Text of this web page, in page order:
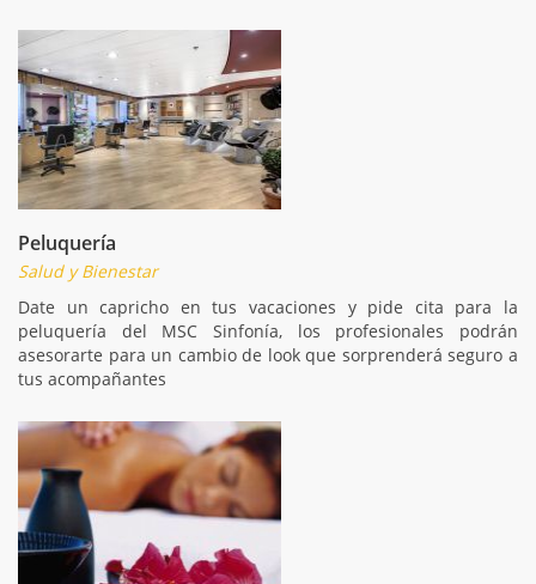
Peluquería
Salud y Bienestar
Date un capricho en tus vacaciones y pide cita para la
peluquería del MSC Sinfonía, los profesionales podrán
asesorarte para un cambio de look que sorprenderá seguro a
tus acompañantes